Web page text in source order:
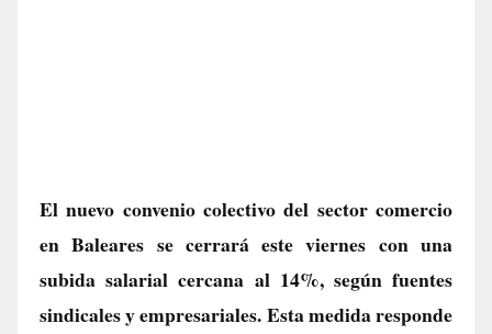
El nuevo convenio colectivo del sector comercio
en Baleares se cerrará este viernes con una
subida salarial cercana al 14%, según fuentes
sindicales y empresariales. Esta medida responde